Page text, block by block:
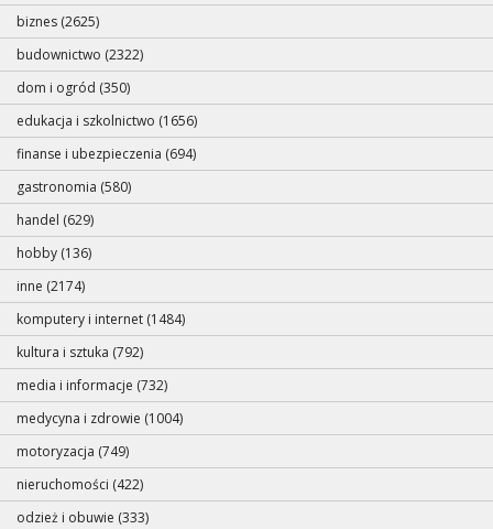
biznes (2625)
budownictwo (2322)
dom i ogród (350)
edukacja i szkolnictwo (1656)
finanse i ubezpieczenia (694)
gastronomia (580)
handel (629)
hobby (136)
inne (2174)
komputery i internet (1484)
kultura i sztuka (792)
media i informacje (732)
medycyna i zdrowie (1004)
motoryzacja (749)
nieruchomości (422)
odzież i obuwie (333)